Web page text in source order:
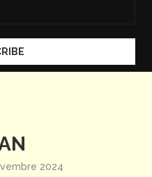
2024